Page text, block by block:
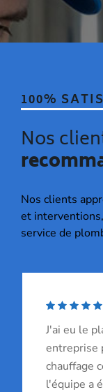
100%
Nos
Nos clients
et
service de
J'ai eu le
entreprise
chauffage
l'équipe a